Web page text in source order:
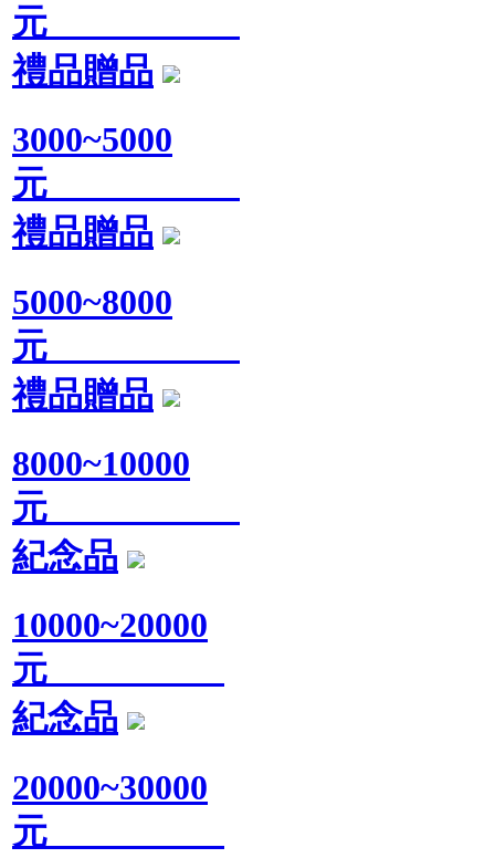
元
禮品贈品
3000~5000
元
禮品贈品
5000~8000
元
禮品贈品
8000~10000
元
紀念品
10000~20000
元
紀念品
20000~30000
元